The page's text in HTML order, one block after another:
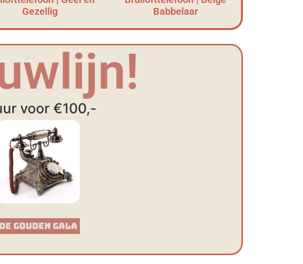
Gezellig
Babbelaar
voor €100,-
De Gouden Gala